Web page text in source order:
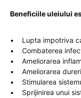
Beneficiile uleiului
• Lupta impotriva
• Combaterea
• Ameliorarea
• Ameliorarea
• Stimularea
• Sprijinirea unui